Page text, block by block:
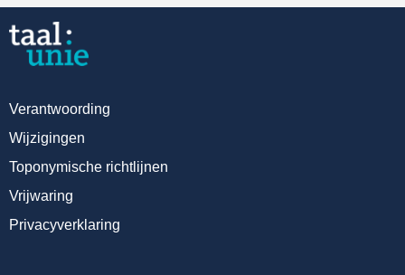
Verantwoording
Wijzigingen
Toponymische richtlijnen
Vrijwaring
Privacyverklaring